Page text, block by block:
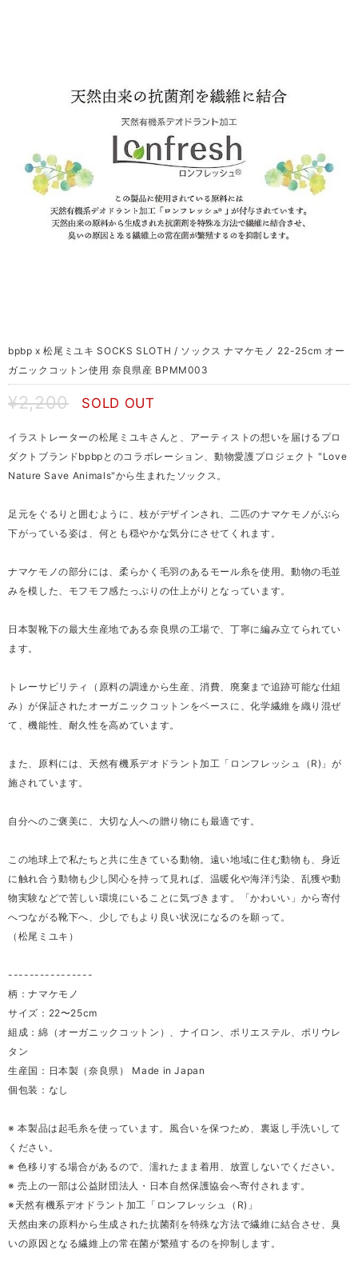
bpbp x 松尾ミユキ SOCKS SLOTH / ソックス ナマケモノ 22-25cm オー
ガニックコットン使用 奈良県産 BPMM003
¥2,200 SOLD OUT
イラストレーターの松尾ミユキさんと、アーティストの想いを届けるプロ
ダクトブランドbpbpとのコラボレーション、動物愛護プロジェクト "Love
Nature Save Animals"から生まれたソックス。
足元をぐるりと囲むように、枝がデザインされ、二匹のナマケモノがぶら
下がっている姿は、何とも穏やかな気分にさせてくれます。
ナマケモノの部分には、柔らかく毛羽のあるモール糸を使用。動物の毛並
みを模した、モフモフ感たっぷりの仕上がりとなっています。
日本製靴下の最大生産地である奈良県の工場で、丁寧に編み立てられてい
ます。
トレーサビリティ（原料の調達から生産、消費、廃棄まで追跡可能な仕組
み）が保証されたオーガニックコットンをベースに、化学繊維を織り混ぜ
て、機能性、耐久性を高めています。
また、原料には、天然有機系デオドラント加工「ロンフレッシュ（R)」が
施されています。
自分へのご褒美に、大切な人への贈り物にも最適です。
この地球上で私たちと共に生きている動物。遠い地域に住む動物も、身近
に触れ合う動物も少し関心を持って見れば、温暖化や海洋汚染、乱獲や動
物実験などで苦しい環境にいることに気づきます。「かわいい」から寄付
へつながる靴下へ、少しでもより良い状況になるのを願って。
（松尾ミユキ）
----------------
柄：ナマケモノ
サイズ：22〜25cm
組成：綿（オーガニックコットン）、ナイロン、ポリエステル、ポリウレ
タン
生産国：日本製（奈良県） Made in Japan
個包装：なし
※ 本製品は起毛糸を使っています。風合いを保つため、裏返し手洗いして
ください。
※ 色移りする場合があるので、濡れたまま着用、放置しないでください。
※ 売上の一部は公益財団法人・日本自然保護協会へ寄付されます。
※天然有機系デオドラント加工「ロンフレッシュ（R)」
天然由来の原料から生成された抗菌剤を特殊な方法で繊維に結合させ、臭
いの原因となる繊維上の常在菌が繁殖するのを抑制します。